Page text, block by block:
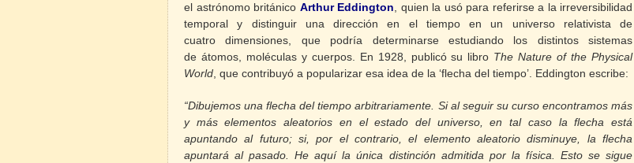
el astrónomo británico Arthur Eddington, quien la usó para referirse a la irreversibilidad
temporal y distinguir una dirección en el tiempo en un universo relativista de
cuatro dimensiones, que podría determinarse estudiando los distintos sistemas
de átomos, moléculas y cuerpos. En 1928, publicó su libro The Nature of the Physical
World, que contribuyó a popularizar esa idea de la ‘flecha del tiempo’. Eddington escribe:
“Dibujemos una flecha del tiempo arbitrariamente. Si al seguir su curso encontramos más
y más elementos aleatorios en el estado del universo, en tal caso la flecha está
apuntando al futuro; si, por el contrario, el elemento aleatorio disminuye, la flecha
apuntará al pasado. He aquí la única distinción admitida por la física. Estose sigue